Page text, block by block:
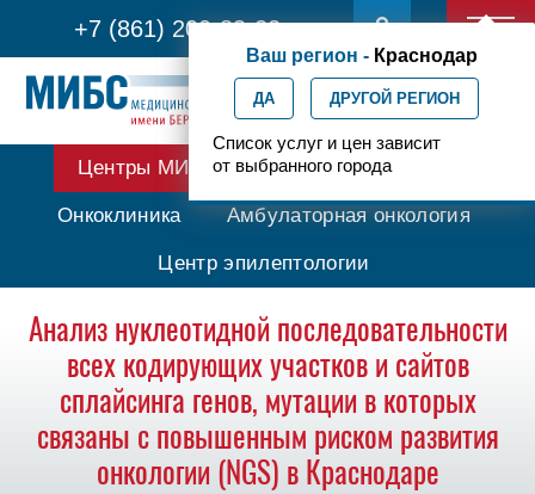
+7 (861) 200-83-22
Ваш регион - Краснодар
ДА ДРУГОЙ РЕГИОН
Список услуг и цен зависит
от выбранного города
Центры МИБС Протонная терапия
Онкоклиника Амбулаторная онкология
Центр эпилептологии
Анализ нуклеотидной последовательности
всех кодирующих участков и сайтов
сплайсинга генов, мутации в которых
связаны с повышенным риском развития
онкологии (NGS) в Краснодаре